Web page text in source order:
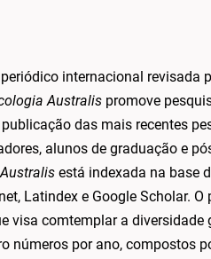
internacional revisada
Australispromove
das mais recentes
alunos de graduação e
está indexada na base
Latindex e Google Scholar.
visa comtemplar a
números por ano, compostos